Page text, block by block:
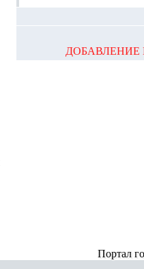
ДОБАВЛЕНИЕ
Портал